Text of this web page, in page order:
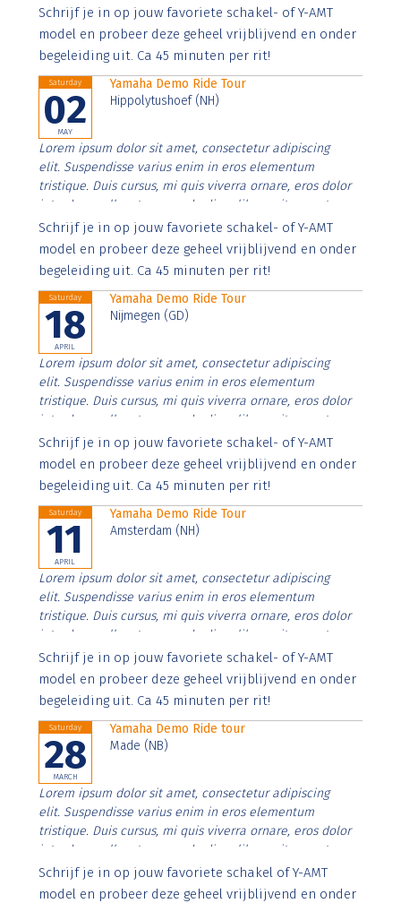
Aenean faucibus nibh et justo cursus id rutrum lorem
imperdiet. Nunc ut sem vitae risus tristique posuere.
Schrijf je in op jouw favoriete schakel- of Y-AMT
model en probeer deze geheel vrijblijvend en onder
begeleiding uit. Ca 45 minuten per rit!
Saturday
02
MAY
Yamaha Demo Ride Tour
Hippolytushoef (NH)
Lorem ipsum dolor sit amet, consectetur adipiscing
elit. Suspendisse varius enim in eros elementum
tristique. Duis cursus, mi quis viverra ornare, eros dolor
interdum nulla, ut commodo diam libero vitae erat.
Aenean faucibus nibh et justo cursus id rutrum lorem
imperdiet. Nunc ut sem vitae risus tristique posuere.
Schrijf je in op jouw favoriete schakel- of Y-AMT
model en probeer deze geheel vrijblijvend en onder
begeleiding uit. Ca 45 minuten per rit!
Saturday
18
APRIL
Yamaha Demo Ride Tour
Nijmegen (GD)
Lorem ipsum dolor sit amet, consectetur adipiscing
elit. Suspendisse varius enim in eros elementum
tristique. Duis cursus, mi quis viverra ornare, eros dolor
interdum nulla, ut commodo diam libero vitae erat.
Aenean faucibus nibh et justo cursus id rutrum lorem
imperdiet. Nunc ut sem vitae risus tristique posuere.
Schrijf je in op jouw favoriete schakel- of Y-AMT
model en probeer deze geheel vrijblijvend en onder
begeleiding uit. Ca 45 minuten per rit!
Saturday
11
APRIL
Yamaha Demo Ride Tour
Amsterdam (NH)
Lorem ipsum dolor sit amet, consectetur adipiscing
elit. Suspendisse varius enim in eros elementum
tristique. Duis cursus, mi quis viverra ornare, eros dolor
interdum nulla, ut commodo diam libero vitae erat.
Aenean faucibus nibh et justo cursus id rutrum lorem
imperdiet. Nunc ut sem vitae risus tristique posuere.
Schrijf je in op jouw favoriete schakel- of Y-AMT
model en probeer deze geheel vrijblijvend en onder
begeleiding uit. Ca 45 minuten per rit!
Saturday
28
MARCH
Yamaha Demo Ride tour
Made (NB)
Lorem ipsum dolor sit amet, consectetur adipiscing
elit. Suspendisse varius enim in eros elementum
tristique. Duis cursus, mi quis viverra ornare, eros dolor
interdum nulla, ut commodo diam libero vitae erat.
Aenean faucibus nibh et justo cursus id rutrum lorem
imperdiet. Nunc ut sem vitae risus tristique posuere.
Schrijf je in op jouw favoriete schakel of Y-AMT
model en probeer deze geheel vrijblijvend en onder